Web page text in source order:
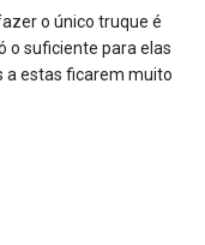
o único truque é
o suficiente para elas
a estas ficarem muito